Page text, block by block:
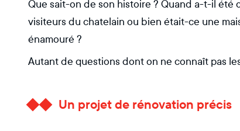
Que sait-on de son histoire ? Quand a-t-il été
visiteurs du chatelain ou bien était-ce une
énamouré ?
Autant de questions dont on ne connaît pas
Un projet de rénovation précis